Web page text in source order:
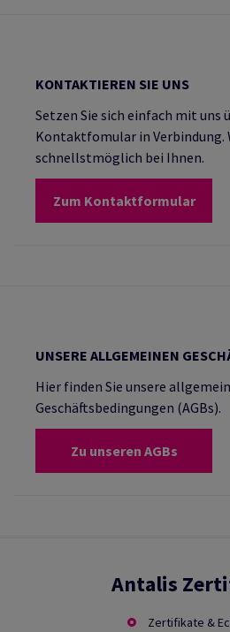
KONTAKTIEREN SIE UNS
Setzen Sie sich einfach mit uns
Kontaktfomular in Verbindung.
schnellstmöglich bei Ihnen.
Zum Kontaktformular
UNSERE ALLGEMEINEN
Hier finden Sie unsere
Geschäftsbedingungen (AGBs).
Zu unseren AGBs
Antalis
Zertifikate &